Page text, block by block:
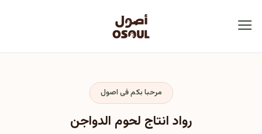
مرحبا بكم فى اصول
رواد انتاج لحوم الدواجن